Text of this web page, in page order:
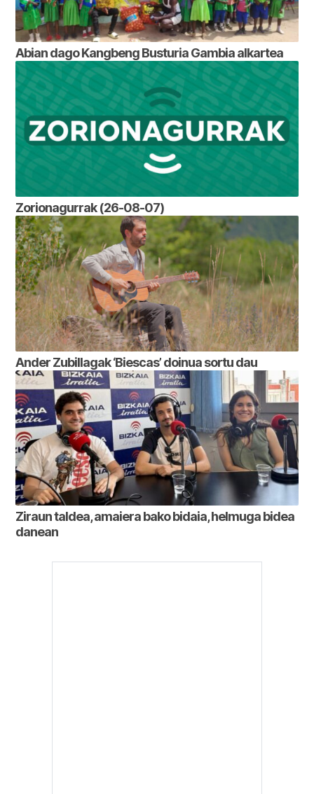
Abian dago Kangbeng Busturia Gambia alkartea
Zorionagurrak (26-08-07)
Ander Zubillagak ‘Biescas’ doinua sortu dau
Ziraun taldea, amaiera bako bidaia, helmuga bidea
danean